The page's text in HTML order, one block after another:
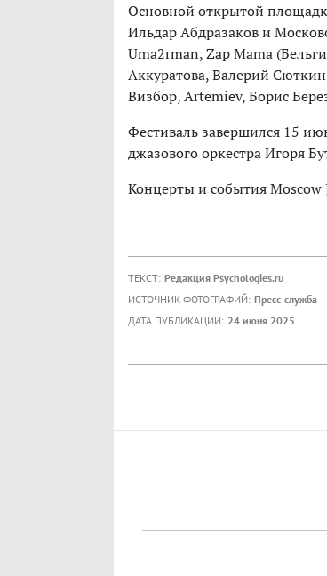
Основной открытой
Ильдар Абдразаков и
Uma2rman, Zap Mama
Аккуратова, Валерий
Визбор, Artemiev, Борис
Фестиваль завершился 15
джазового оркестра Игоря
Концерты и события Moscow
ТЕКСТ: Редакция Psychologies.ru
ИСТОЧНИК ФОТОГРАФИЙ: Пресс-служба
ДАТА ПУБЛИКАЦИИ: 24 июня 2025